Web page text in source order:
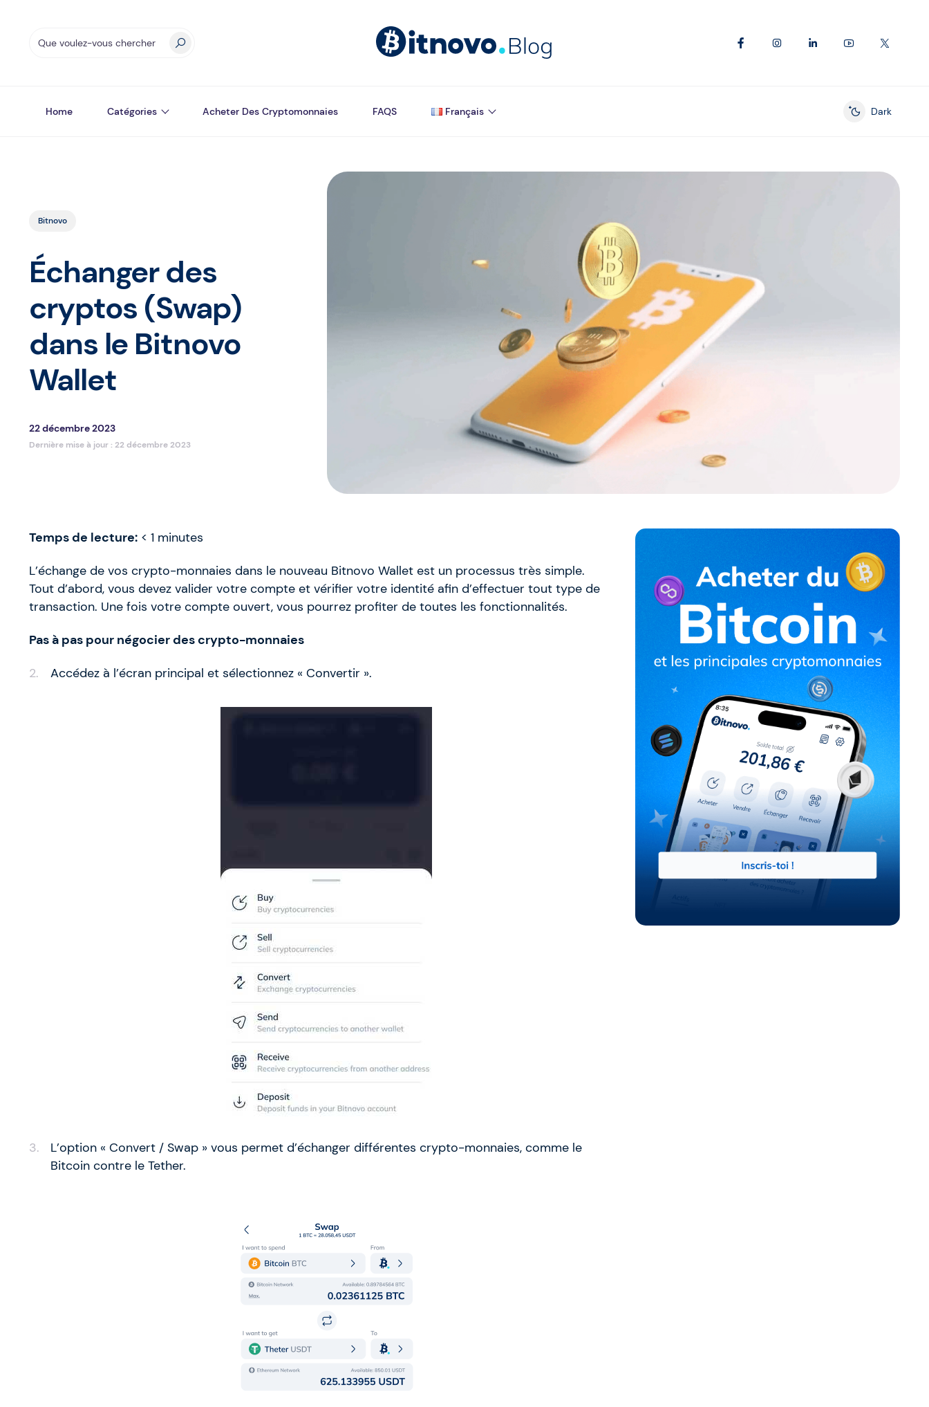
Home Catégories Acheter Des Cryptomonnaies FAQS Français
Enable dark
Dark
Bitnovo
Échanger des
cryptos (Swap)
dans le Bitnovo
Wallet
22 décembre 2023
Dernière mise à jour : 22 décembre 2023
Temps de lecture: < 1 minutes
L’échange de vos crypto-monnaies dans le nouveau Bitnovo Wallet est un processus très simple.
Tout d’abord, vous devez valider votre compte et vérifier votre identité afin d’effectuer tout type de
transaction. Une fois votre compte ouvert, vous pourrez profiter de toutes les fonctionnalités.
Pas à pas pour négocier des crypto-monnaies
Accédez à l’écran principal et sélectionnez « Convertir ».
L’option « Convert / Swap » vous permet d’échanger différentes crypto-monnaies, comme le
Bitcoin contre le Tether.